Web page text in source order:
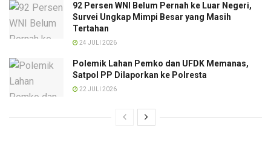
92 Persen WNI Belum Pernah ke Luar Negeri,
Survei Ungkap Mimpi Besar yang Masih
Tertahan
24 JULI 2026
Polemik Lahan Pemko dan UFDK Memanas,
Satpol PP Dilaporkan ke Polresta
22 JULI 2026